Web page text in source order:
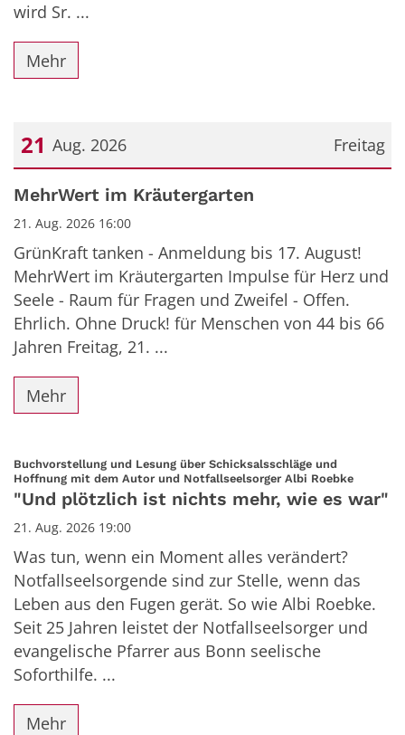
wird Sr. ...
Mehr
Freitag
21 Aug. 2026
Datum: 21. August 2026
MehrWert im Kräutergarten
21. Aug. 2026 16:00
GrünKraft tanken - Anmeldung bis 17. August!
MehrWert im Kräutergarten Impulse für Herz und
Seele - Raum für Fragen und Zweifel - Offen.
Ehrlich. Ohne Druck! für Menschen von 44 bis 66
Jahren Freitag, 21. ...
Mehr
Buchvorstellung und Lesung über Schicksalsschläge und
Hoffnung mit dem Autor und Notfallseelsorger Albi Roebke:
"Und plötzlich ist nichts mehr, wie es war"
21. Aug. 2026 19:00
Was tun, wenn ein Moment alles verändert?
Notfallseelsorgende sind zur Stelle, wenn das
Leben aus den Fugen gerät. So wie Albi Roebke.
Seit 25 Jahren leistet der Notfallseelsorger und
evangelische Pfarrer aus Bonn seelische
Soforthilfe. ...
Mehr